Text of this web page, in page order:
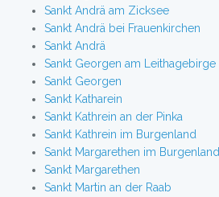
Sankt Andrä am Zicksee
Sankt Andrä bei Frauenkirchen
Sankt Andrä
Sankt Georgen am Leithagebirge
Sankt Georgen
Sankt Katharein
Sankt Kathrein an der Pinka
Sankt Kathrein im Burgenland
Sankt Margarethen im Burgenland
Sankt Margarethen
Sankt Martin an der Raab